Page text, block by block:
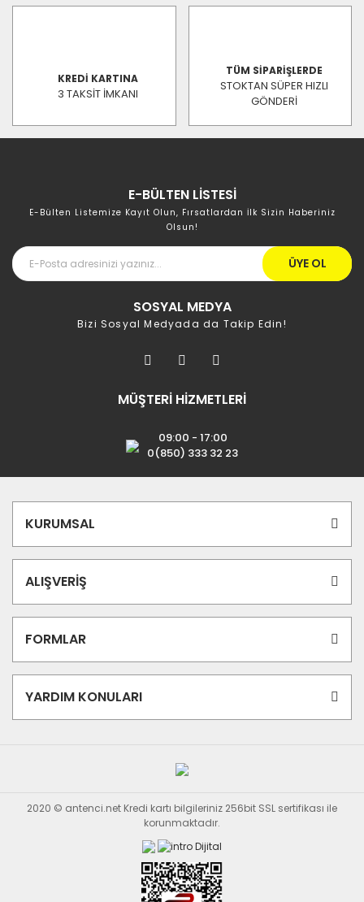
KREDİ KARTINA
3 TAKSİT İMKANI
TÜM SİPARİŞLERDE
STOKTAN SÜPER HIZLI
GÖNDERİ
E-BÜLTEN LİSTESİ
E-Bülten Listemize Kayıt Olun, Fırsatlardan İlk Sizin Haberiniz
Olsun!
ÜYE OL
SOSYAL MEDYA
Bizi Sosyal Medyada da Takip Edin!
MÜŞTERİ HİZMETLERİ
09:00 - 17:00
0(850) 333 32 23
KURUMSAL
ALIŞVERİŞ
FORMLAR
YARDIM KONULARI
2020 © antenci.net Kredi kartı bilgileriniz 256bit SSL sertifikası ile
korunmaktadır.